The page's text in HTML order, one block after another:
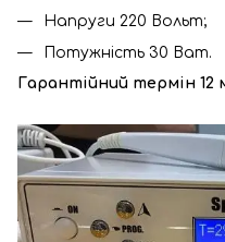
Напруги 220 Вольт;
Потужність 30 Ват.
Гарантійний термін 12